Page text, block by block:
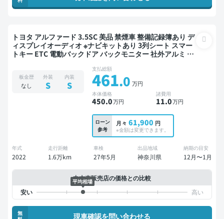
トヨタ アルファード 3.5SC 美品 禁煙車 整備記録簿あり デ
ィスプレイオーディオ ※ナビキットあり 3列シート スマー
トキー ETC 電動バックドア バックモニター 社外アルミ 衝
板金歴
なし
外装
S
内装
S
支払総額
461.0 万円
本体価格
450.0万円
諸費用
11.0万円
ローン
参考
月々 61,900 円
※金額は変更できます。
年式
2022
走行距離
1.6万km
車検
27年5月
出品地域
神奈川県
納期の目安
12月〜1月
中古車販売店の価格との比較
平均相場
無
現車確認を問い合わせる